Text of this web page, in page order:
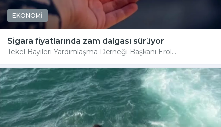
EKONOMİ
Sigara fiyatlarında zam dalgası sürüyor
Tekel Bayileri Yardımlaşma Derneği Başkanı Erol...